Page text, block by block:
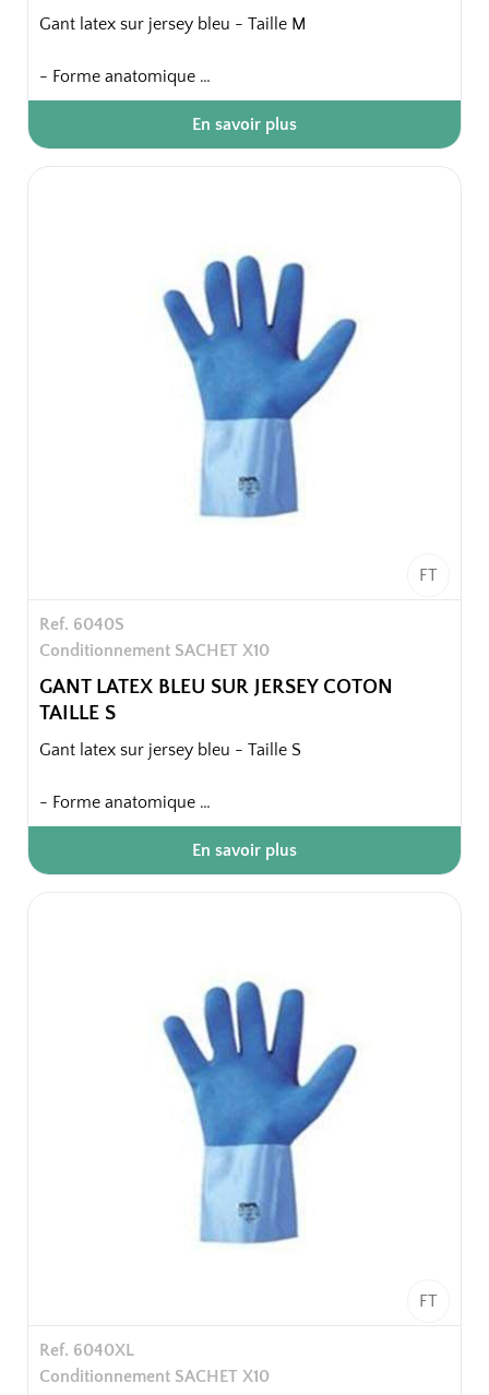
Gant latex sur jersey bleu - Taille M
- Forme anatomique
- Finition intérieure : jersey coton
- Finition extérieure lisse
- Finition bord : coupe droite
Sachet de 2 x 5 paires.
50 paires / carton soit 10 sachets / carton
En savoir plus
FT
Ref. 6040S
Conditionnement SACHET X10
GANT LATEX BLEU SUR JERSEY COTON
TAILLE S
Gant latex sur jersey bleu - Taille S
- Forme anatomique
- Finition intérieure : jersey coton
- Finition extérieure lisse
- Finition bord : coupe droite
Sachet de 2 x 5 paires.
50 paires / carton soit 10 sachets / carton
En savoir plus
FT
Ref. 6040XL
Conditionnement SACHET X10